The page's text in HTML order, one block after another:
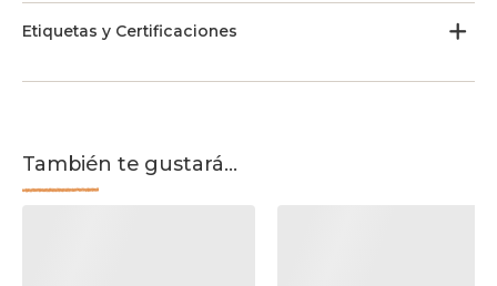
Etiquetas y Certificaciones
También te gustará...